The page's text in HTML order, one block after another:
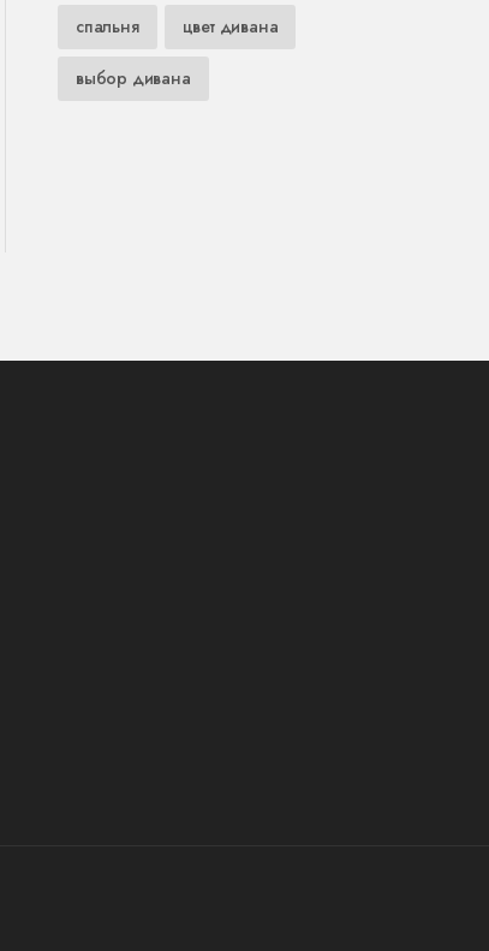
спальня цвет дивана
выбор дивана